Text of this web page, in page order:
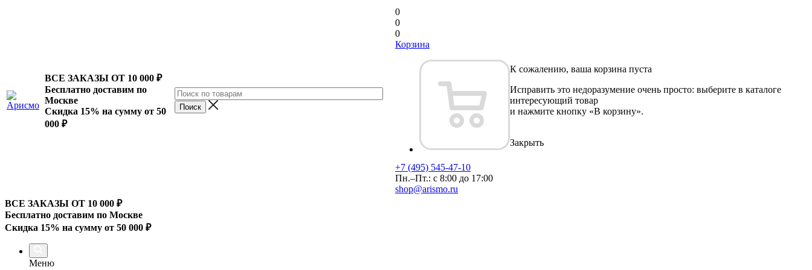
ВСЕ ЗАКАЗЫ ОТ 10 000 ₽
Бесплатно доставим по
Москве
Скидка 15% на сумму от 50
000 ₽
0
0
0
Корзина
К сожалению, ваша корзина пуста
Исправить это недоразумение очень просто: выберите в каталоге
интересующий товар
и нажмите кнопку «В корзину».
Закрыть
+7 (495) 545-47-10
Пн.–Пт.: с 8:00 до 17:00
shop@arismo.ru
ВСЕ ЗАКАЗЫ ОТ 10 000 ₽
Бесплатно доставим по Москве
Скидка 15% на сумму от 50 000 ₽
Меню